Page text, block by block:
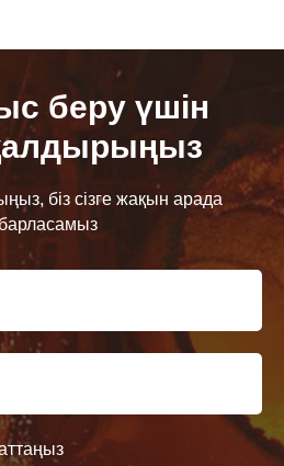
беру үшін
біз сізге жақын арада